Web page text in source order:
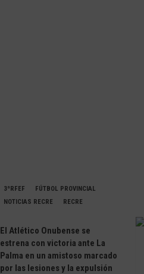
3ªRFEF
FÚTBOL PROVINCIAL
NOTICIAS RECRE
RECRE
El Atlético Onubense se
estrena con victoria ante La
Palma en un amistoso marcado
por las lesiones y la expulsión